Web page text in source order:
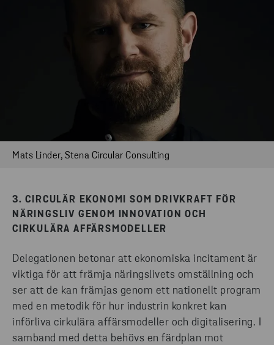
Mats Linder, Stena Circular Consulting
3. CIRCULÄR EKONOMI SOM DRIVKRAFT FÖR
NÄRINGSLIV GENOM INNOVATION OCH
CIRKULÄRA AFFÄRSMODELLER
Delegationen betonar att ekonomiska incitament är
viktiga för att främja näringslivets omställning och
ser att de kan främjas genom ett nationellt program
med en metodik för hur industrin konkret kan
införliva cirkulära affärsmodeller och digitalisering. I
samband med detta behövs en färdplan mot